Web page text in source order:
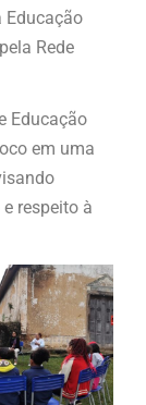
Educação
Rede
Educação
em uma
respeito à